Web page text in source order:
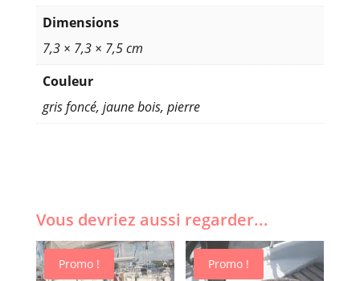
Dimensions
7,3 × 7,3 × 7,5 cm
Couleur
gris foncé, jaune bois, pierre
Vous devriez aussi regarder...
Promo ! Promo !